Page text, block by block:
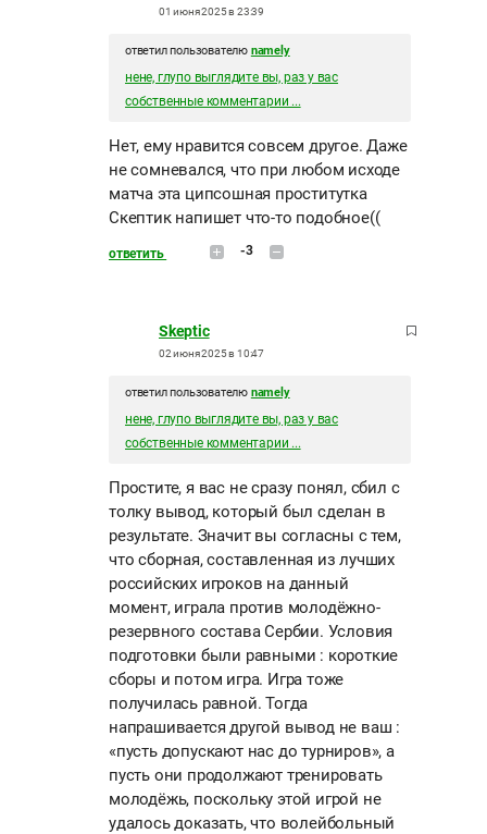
01 июня 2025 в 23:39
ответил пользователю namely
нене, глупо выглядите вы, раз у вас
собственные комментарии ...
Нет, ему нравится совсем другое. Даже
не сомневался, что при любом исходе
матча эта ципсошная проститутка
Скептик напишет что-то подобное((
ответить -3
Skeptic
02 июня 2025 в 10:47
ответил пользователю namely
нене, глупо выглядите вы, раз у вас
собственные комментарии ...
Простите, я вас не сразу понял, сбил с
толку вывод, который был сделан в
результате. Значит вы согласны с тем,
что сборная, составленная из лучших
российских игроков на данный
момент, играла против молодёжно-
резервного состава Сербии. Условия
подготовки были равными : короткие
сборы и потом игра. Игра тоже
получилась равной. Тогда
напрашивается другой вывод не ваш :
«пусть допускают нас до турниров», а
пусть они продолжают тренировать
молодёжь, поскольку этой игрой не
удалось доказать, что волейбольный